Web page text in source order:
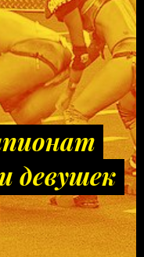
девушек